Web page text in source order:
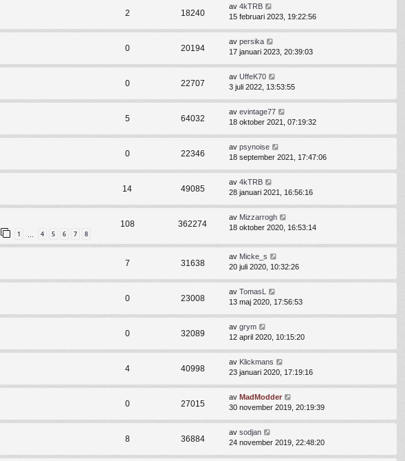
2 18240
av 4kTRB
15 februari 2023, 19:22:56
0 20194
av persika
17 januari 2023, 20:39:03
0 22707
av UffeK70
3 juli 2022, 13:53:55
5 64032
av evintage77
18 oktober 2021, 07:19:32
0 22346
av psynoise
18 september 2021, 17:47:06
14 49085
av 4kTRB
28 januari 2021, 16:56:16
1 4 5 6 7 8
108 362274
av Mizzarrogh
18 oktober 2020, 16:53:14
7 31638
av Micke_s
20 juli 2020, 10:32:26
0 23008
av TomasL
13 maj 2020, 17:56:53
0 32089
av grym
12 april 2020, 10:15:20
4 40998
av Klickmans
23 januari 2020, 17:19:16
0 27015
av MadModder
30 november 2019, 20:19:39
8 36884
av sodjan
24 november 2019, 22:48:20